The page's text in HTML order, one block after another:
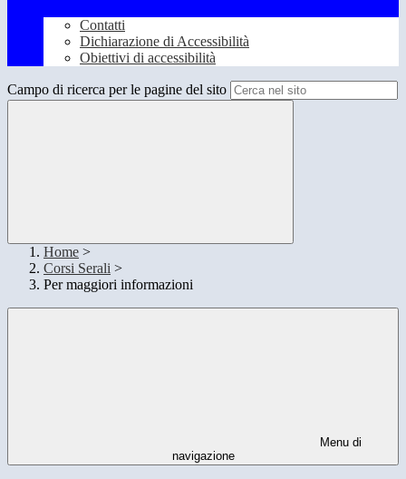
Contatti
Dichiarazione di Accessibilità
Obiettivi di accessibilità
Campo di ricerca per le pagine del sito
Home >
Corsi Serali >
Per maggiori informazioni
Menu di
navigazione